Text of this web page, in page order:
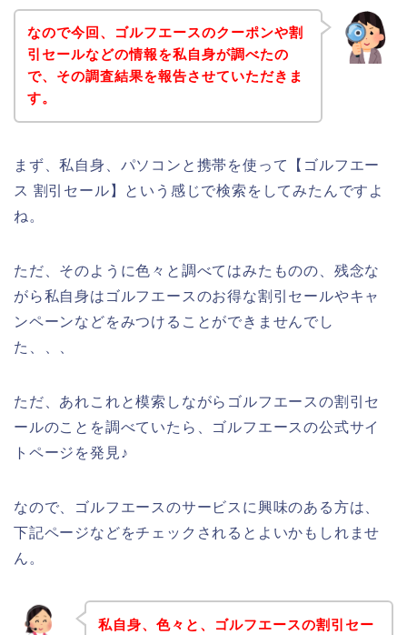
なので今回、ゴルフエースのクーポンや割
引セールなどの情報を私自身が調べたの
で、その調査結果を報告させていただきま
す。
まず、私自身、パソコンと携帯を使って【ゴルフエー
ス 割引セール】という感じで検索をしてみたんですよ
ね。
ただ、そのように色々と調べてはみたものの、残念な
がら私自身はゴルフエースのお得な割引セールやキャ
ンペーンなどをみつけることができませんでし
た、、、
ただ、あれこれと模索しながらゴルフエースの割引セ
ールのことを調べていたら、ゴルフエースの公式サイ
トページを発見♪
なので、ゴルフエースのサービスに興味のある方は、
下記ページなどをチェックされるとよいかもしれませ
ん。
私自身、色々と、ゴルフエースの割引セー